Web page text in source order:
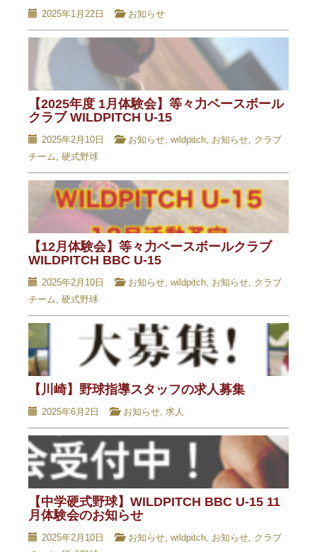
2025年1月22日 お知らせ
【2025年度 1月体験会】等々力ベースボール
クラブ WILDPITCH U-15
2025年2月10日 お知らせ, wildpitch, お知らせ, クラブ
チーム, 硬式野球
【12月体験会】等々力ベースボールクラブ
WILDPITCH BBC U-15
2025年2月10日 お知らせ, wildpitch, お知らせ, クラブ
チーム, 硬式野球
【川崎】野球指導スタッフの求人募集
2025年6月2日 お知らせ, 求人
【中学硬式野球】WILDPITCH BBC U-15 11
月体験会のお知らせ
2025年2月10日 お知らせ, wildpitch, お知らせ, クラブ